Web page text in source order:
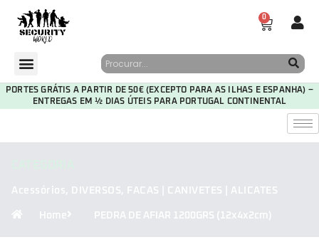
0
PORTES GRÁTIS A PARTIR DE 50€ (EXCEPTO PARA AS ILHAS E ESPANHA) –
ENTREGAS EM ½ DIAS ÚTEIS PARA PORTUGAL CONTINENTAL
Acessórios, DIVERSOS, FACAS | CANIVETES | ALICATES
Home PEDRA DE AFIAR 1200GRS (12x4x2cm)